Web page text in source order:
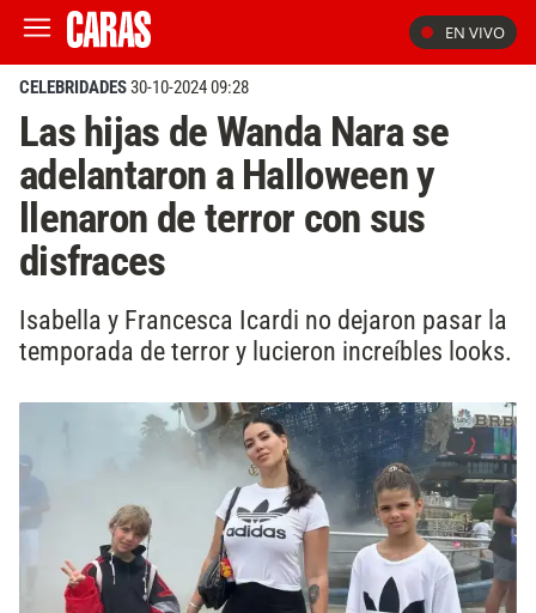
EN VIVO
CELEBRIDADES30-10-2024 09:28
Las hijas de Wanda Nara se
adelantaron a Halloween y
llenaron de terror con sus
disfraces
Isabella y Francesca Icardi no dejaron pasar la
temporada de terror y lucieron increíbles looks.